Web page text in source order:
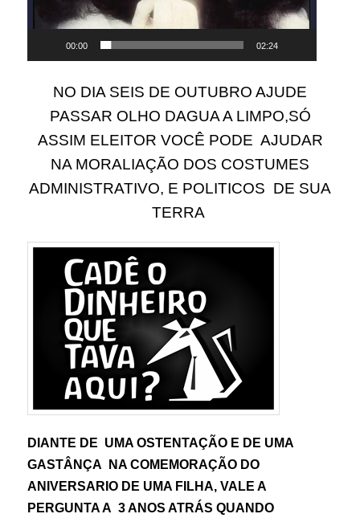
00:00 02:24
NO DIA SEIS DE OUTUBRO AJUDE
PASSAR OLHO DAGUA A LIMPO,SÓ
ASSIM ELEITOR VOCÊ PODE AJUDAR
NA MORALIAÇÃO DOS COSTUMES
ADMINISTRATIVO, E POLITICOS DE SUA
TERRA
DIANTE DE UMA OSTENTAÇÃO E DE UMA
GASTÂNÇA NA COMEMORAÇÃO DO
ANIVERSARIO DE UMA FILHA, VALE A
PERGUNTA A 3 ANOS ATRÁS QUANDO